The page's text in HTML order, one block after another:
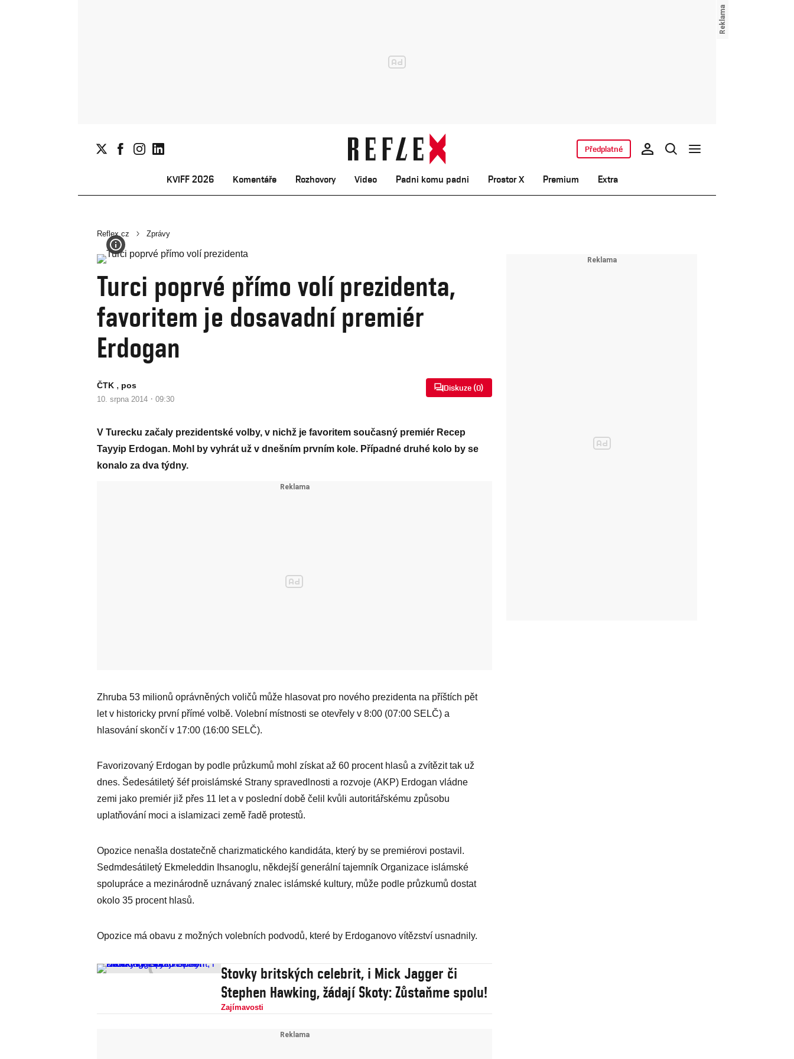
KVIFF 2026 Komentáře Rozhovory Video Padni komu padni Prostor X Premium Extra
Předplatné
Reflex.cz Zprávy
Turci poprvé přímo volí prezidenta,
favoritem je dosavadní premiér
Erdogan
ČTK , pos
10. srpna 2014 · 09:30
Diskuze (0)
V Turecku začaly prezidentské volby, v nichž je favoritem současný premiér Recep
Tayyip Erdogan. Mohl by vyhrát už v dnešním prvním kole. Případné druhé kolo by se
konalo za dva týdny.
Zhruba 53 milionů oprávněných voličů může hlasovat pro nového prezidenta na příštích pět
let v historicky první přímé volbě. Volební místnosti se otevřely v 8:00 (07:00 SELČ) a
hlasování skončí v 17:00 (16:00 SELČ).
Favorizovaný Erdogan by podle průzkumů mohl získat až 60 procent hlasů a zvítězit tak už
dnes. Šedesátiletý šéf proislámské Strany spravedlnosti a rozvoje (AKP) Erdogan vládne
zemi jako premiér již přes 11 let a v poslední době čelil kvůli autoritářskému způsobu
uplatňování moci a islamizaci země řadě protestů.
Opozice nenašla dostatečně charizmatického kandidáta, který by se premiérovi postavil.
Sedmdesátiletý Ekmeleddin Ihsanoglu, někdejší generální tajemník Organizace islámské
spolupráce a mezinárodně uznávaný znalec islámské kultury, může podle průzkumů dostat
okolo 35 procent hlasů.
Opozice má obavu z možných volebních podvodů, které by Erdoganovo vítězství usnadnily.
Stovky britských celebrit, i Mick Jagger či
Stephen Hawking, žádají Skoty: Zůstaňme spolu!
Zajímavosti